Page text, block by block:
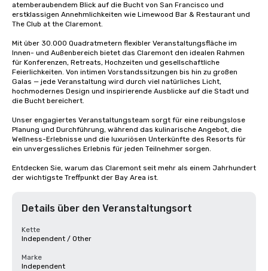
atemberaubendem Blick auf die Bucht von San Francisco und
erstklassigen Annehmlichkeiten wie Limewood Bar & Restaurant und
The Club at the Claremont.
Mit über 30.000 Quadratmetern flexibler Veranstaltungsfläche im
Innen- und Außenbereich bietet das Claremont den idealen Rahmen
für Konferenzen, Retreats, Hochzeiten und gesellschaftliche
Feierlichkeiten. Von intimen Vorstandssitzungen bis hin zu großen
Galas — jede Veranstaltung wird durch viel natürliches Licht,
hochmodernes Design und inspirierende Ausblicke auf die Stadt und
die Bucht bereichert.
Unser engagiertes Veranstaltungsteam sorgt für eine reibungslose
Planung und Durchführung, während das kulinarische Angebot, die
Wellness-Erlebnisse und die luxuriösen Unterkünfte des Resorts für
ein unvergessliches Erlebnis für jeden Teilnehmer sorgen.
Entdecken Sie, warum das Claremont seit mehr als einem Jahrhundert
der wichtigste Treffpunkt der Bay Area ist.
Details über den Veranstaltungsort
Kette
Independent / Other
Marke
Independent